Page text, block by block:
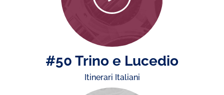
#50 Trino e Lucedio
Itinerari Italiani